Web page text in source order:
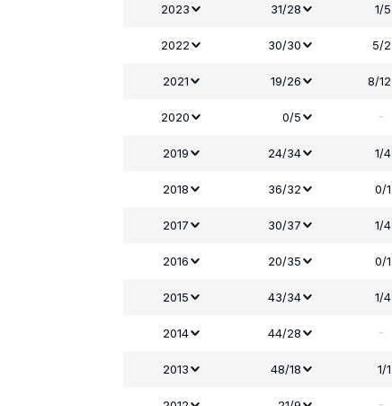
2023 31/28 1/5
2022 30/30 5/2
2021 19/26 8/12
2020 0/5 -
2019 24/34 1/4
2018 36/32 0/1
2017 30/37 1/4
2016 20/35 0/1
2015 43/34 1/4
2014 44/28 -
2013 48/18 1/1